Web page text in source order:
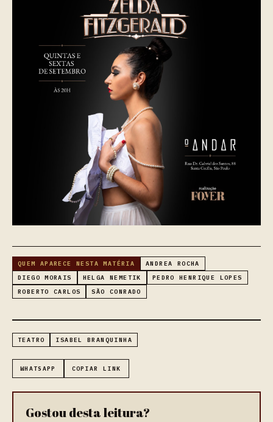
QUEM APARECE NESTA MATÉRIA
ANDREA ROCHA
DIEGO MORAIS
HELGA NEMETIK
PEDRO HENRIQUE LOPES
ROBERTO CARLOS
SÃO CONRADO
TEATRO ISABEL BRANQUINHA
WHATSAPP COPIAR LINK
Gostou desta leitura?